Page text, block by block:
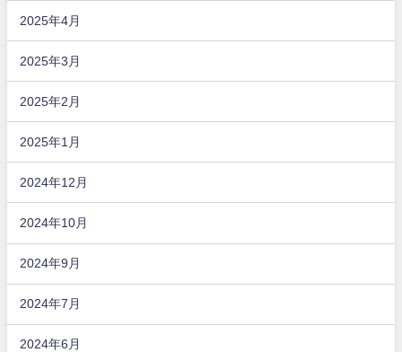
2025年4月
2025年3月
2025年2月
2025年1月
2024年12月
2024年10月
2024年9月
2024年7月
2024年6月